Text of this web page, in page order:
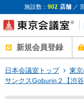
施設数： 902 店舗／
新規会員登録
日本会議室トップ
東
サンクスGoburin２【渋谷